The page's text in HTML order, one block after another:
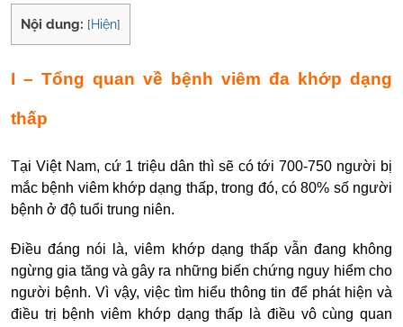
Nội dung: [Hiện]
I – Tổng quan về bệnh viêm đa khớp dạng
thấp
Tại Việt Nam, cứ 1 triệu dân thì sẽ có tới 700-750 người bị
mắc bệnh viêm khớp dạng thấp, trong đó, có 80% số người
bệnh ở độ tuổi trung niên.
Điều đáng nói là, viêm khớp dạng thấp vẫn đang không
ngừng gia tăng và gây ra những biến chứng nguy hiểm cho
người bệnh. Vì vậy, việc tìm hiểu thông tin để phát hiện và
điều trị bệnh viêm khớp dạng thấp là điều vô cùng quan